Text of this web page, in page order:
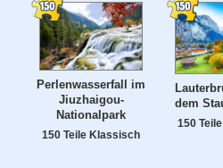
Perlenwasserfall im
Jiuzhaigou-
Nationalpark
150 Teile Klassisch
dem
150